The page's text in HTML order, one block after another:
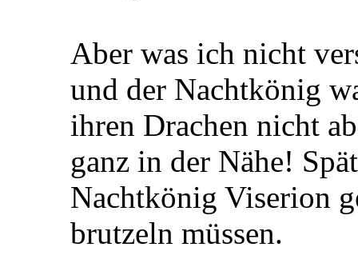
Aber was ich nicht
und der Nachtkönig
ihren Drachen nicht
ganz in der Nähe!
Nachtkönig Viserion
brutzeln müssen.